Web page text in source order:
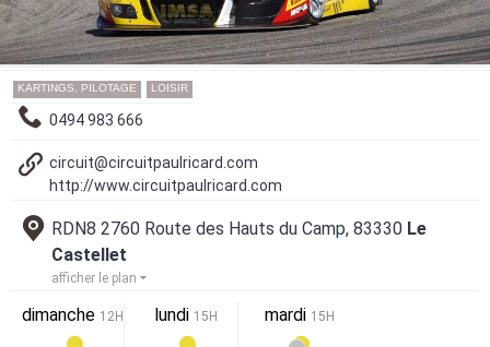
KARTINGS, PILOTAGE LOISIR
0494 983 666
circuit@circuitpaulricard.com
http://www.circuitpaulricard.com
RDN8 2760 Route des Hauts du Camp, 83330 Le
Castellet
afficher le plan
dimanche 12H lundi 15H mardi 15H